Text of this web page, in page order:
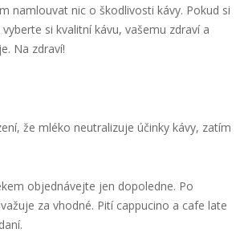
namlouvat nic o škodlivosti kávy. Pokud si
si kvalitní kávu, vašemu zdraví a
Na zdraví!
že mléko neutralizuje účinky kávy, zatím
objednávejte jen dopoledne. Po
za vhodné. Pití cappucino a cafe late